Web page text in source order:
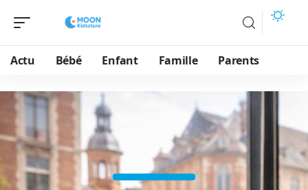
Actu Bébé Enfant Famille Parents